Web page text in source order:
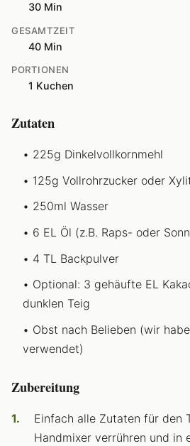
30 Min
GESAMTZEIT
40 Min
PORTIONEN
1 Kuchen
Zutaten
225g Dinkelvollkornmehl
125g Vollrohrzucker oder
250ml Wasser
6 EL Öl (z.B. Raps- oder
4 TL Backpulver
Optional: 3 gehäufte EL
dunklen Teig
Obst nach Belieben (wir
verwendet)
Zubereitung
Einfach alle Zutaten für den
Handmixer verrühren und in